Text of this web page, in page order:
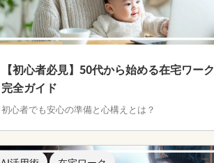
【初心者必見】50代から始める在宅ワーク
完全ガイド
初心者でも安心の準備と心構えとは？